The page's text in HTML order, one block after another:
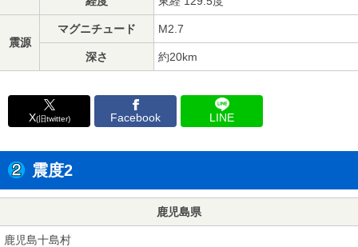
震源
マグニチュード M2.7
深さ 約20km
X(旧twitter) Facebook LINE
震度2
鹿児島県
鹿児島十島村